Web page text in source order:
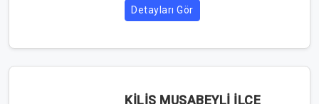
Detayları Gör
KİLİS MUSABEYLİ İLÇE